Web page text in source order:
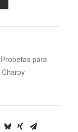
Probetas para